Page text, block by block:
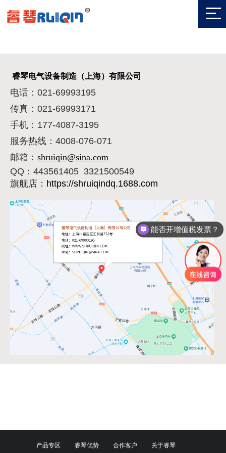
睿琴电气设备制造（上海）有限公司
电话：021-69993195
传真：021-69993171
手机：177-4087-3195
服务热线：4008-076-071
邮箱： shruiqin@sina.com
QQ：443561405 3321500549
旗舰店： https://shruiqindq.1688.com
产品专区 睿琴优势 合作客户 关于睿琴
能否开增值税发票？